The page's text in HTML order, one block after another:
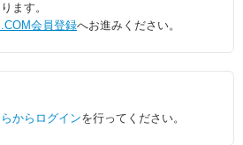
ます。
会員登録へお進みください。
からログインを行ってください。